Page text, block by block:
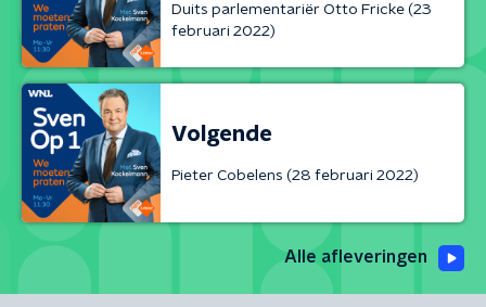
Duits parlementariër Otto Fricke (23
februari 2022)
Volgende
Pieter Cobelens (28 februari 2022)
Alle afleveringen